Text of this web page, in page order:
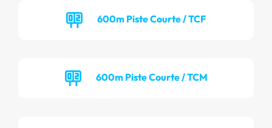
600m Piste Courte / TCF
600m Piste Courte / TCM